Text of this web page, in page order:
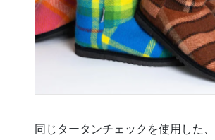
同じタータンチェックを使用した